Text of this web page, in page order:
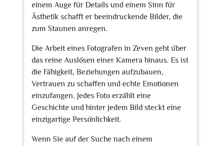
einem Auge für Details und einem Sinn für
Ästhetik schafft er beeindruckende Bilder, die
zum Staunen anregen.
Die Arbeit eines Fotografen in Zeven geht über
das reine Auslösen einer Kamera hinaus. Es ist
die Fähigkeit, Beziehungen aufzubauen,
Vertrauen zu schaffen und echte Emotionen
einzufangen. Jedes Foto erzählt eine
Geschichte und hinter jedem Bild steckt eine
einzigartige Persönlichkeit.
Wenn Sie auf der Suche nach einem